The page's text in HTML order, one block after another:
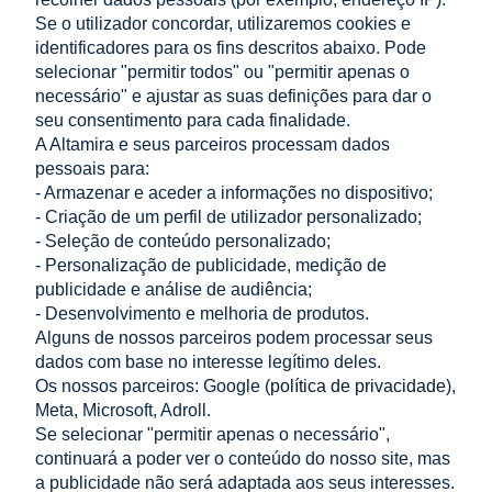
adicionar ao
carrinho
adicionar ao
carrinho
« 1 2 3
LOJA
AJUDA
A MINHA CONTA
INFORMAÇÃO
CONTACTO
Se o utilizador concordar, utilizaremos cookies e
identificadores para os fins descritos abaixo. Pode
selecionar "permitir todos" ou "permitir apenas o
necessário" e ajustar as suas definições para dar o
seu consentimento para cada finalidade.
A Altamira e seus parceiros processam dados
pessoais para:
- Armazenar e aceder a informações no dispositivo;
- Criação de um perfil de utilizador personalizado;
- Seleção de conteúdo personalizado;
- Personalização de publicidade, medição de
publicidade e análise de audiência;
- Desenvolvimento e melhoria de produtos.
Alguns de nossos parceiros podem processar seus
dados com base no interesse legítimo deles.
Os nossos parceiros: Google (política de privacidade),
Meta, Microsoft, Adroll.
Se selecionar "permitir apenas o necessário",
continuará a poder ver o conteúdo do nosso site, mas
a publicidade não será adaptada aos seus interesses.